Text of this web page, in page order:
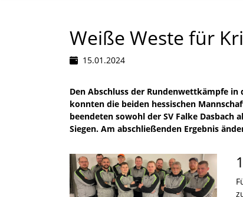
Weiße Weste für
15.01.2024
Den Abschluss der Rundenwettkämpfe
konnten die beiden hessischen
beendeten sowohl der SV Falke
Siegen. Am abschließenden Ergebnis